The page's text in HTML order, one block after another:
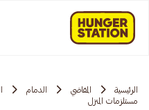
الرئيسية المقاضي الدمام
مستلزمات المنزل